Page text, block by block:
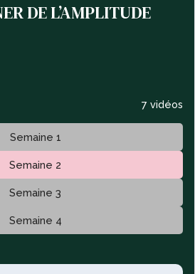
DE L’AMPLITUDE
7 vidéos
Semaine 1
Semaine 2
Semaine 3
Semaine 4